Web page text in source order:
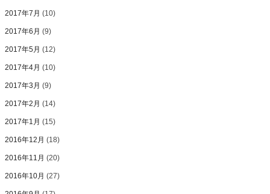
2017年7月 (10)
2017年6月 (9)
2017年5月 (12)
2017年4月 (10)
2017年3月 (9)
2017年2月 (14)
2017年1月 (15)
2016年12月 (18)
2016年11月 (20)
2016年10月 (27)